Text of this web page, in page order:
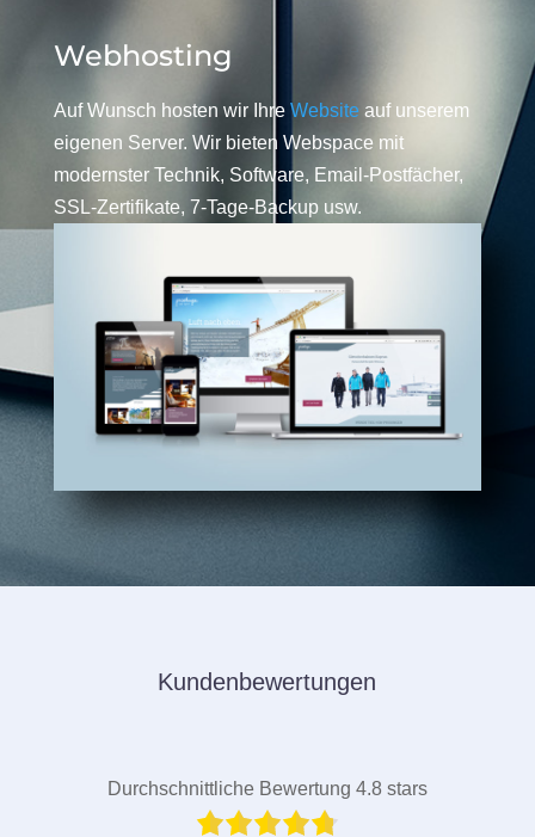
Webhosting
Auf Wunsch hosten wir Ihre Website auf unserem
eigenen Server. Wir bieten Webspace mit
modernster Technik, Software, Email-Postfächer,
SSL-Zertifikate, 7-Tage-Backup usw.
Kundenbewertungen
Durchschnittliche Bewertung 4.8 stars